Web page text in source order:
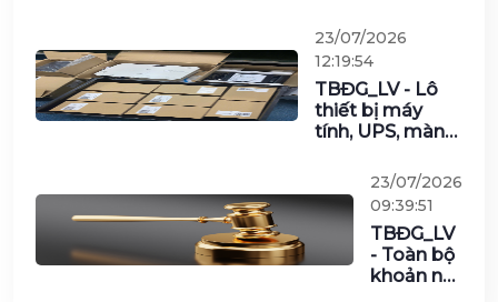
RL04DFDMMR5K00083;
năm sản xuất và đưa
vào sử dụng: năm 2005
của Văn phòng – Ngân
hàng Nhà nước Việt Nam
23/07/2026
12:19:54
TBĐG_LV - Lô
thiết bị máy
tính, UPS, màn
vật tư khác của
Tổng Công ty
Công nghiệp
Công nghệ cao
Viettel năm
23/07/2026
09:39:51
TBĐG_LV
- Toàn bộ
khoản nợ